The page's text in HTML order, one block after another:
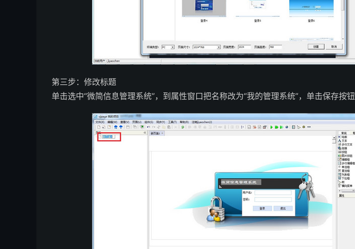
第三步：修改标题
单击选中“微简信息管理系统”，到属性窗口把名称改为“我的管理系统”，单击保存按钮